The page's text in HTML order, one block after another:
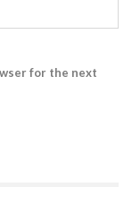
for the next